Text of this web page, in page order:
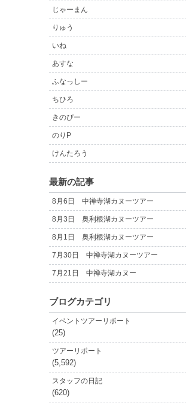
じゃーまん
りゅう
いね
あすな
ふなっしー
ちひろ
きのぴー
のりP
けんたろう
最新の記事
8月6日 中禅寺湖カヌーツアー
8月3日 奥利根湖カヌーツアー
8月1日 奥利根湖カヌーツアー
7月30日 中禅寺湖カヌーツアー
7月21日 中禅寺湖カヌー
ブログカテゴリ
イベントツアーリポート
(25)
ツアーリポート
(5,592)
スタッフの日記
(620)